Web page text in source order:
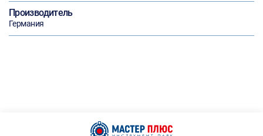
Производитель
Германия